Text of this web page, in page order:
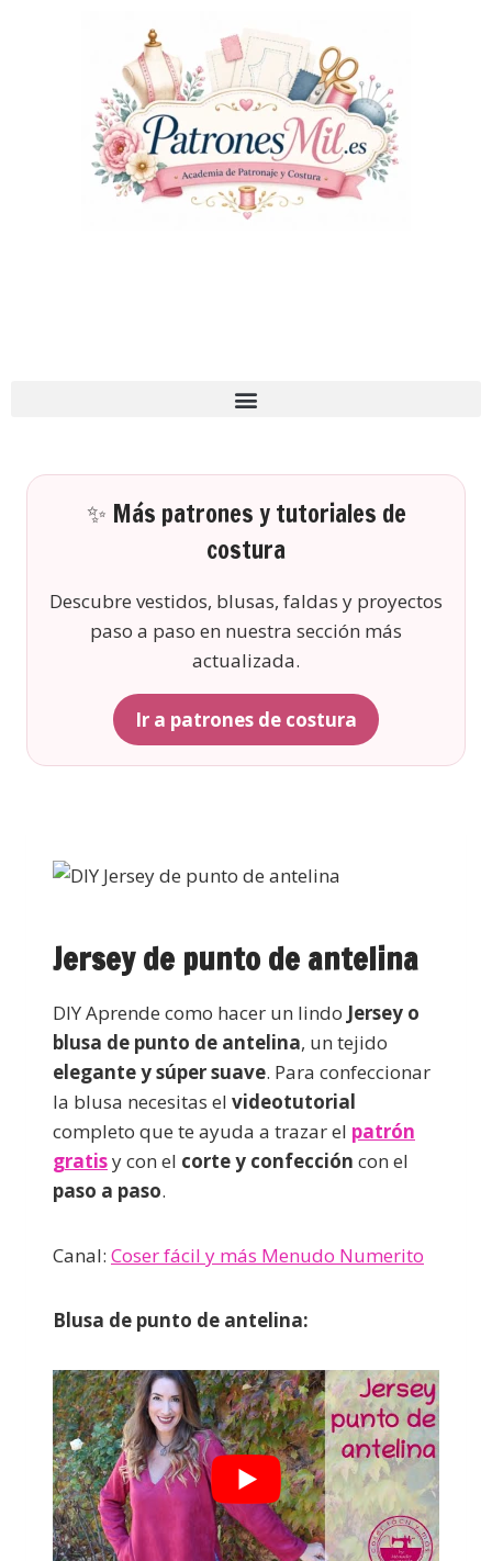
✨ Más patrones y tutoriales de
costura
Descubre vestidos, blusas, faldas y proyectos
paso a paso en nuestra sección más
actualizada.
Ir a patrones de costura
Jersey de punto de antelina
DIY Aprende como hacer un lindo Jersey o
blusa de punto de antelina, un tejido
elegante y súper suave. Para confeccionar
la blusa necesitas el videotutorial
completo que te ayuda a trazar el patrón
gratisy con el corte y confección con el
paso a paso.
Canal: Coser fácil y más Menudo Numerito
Blusa de punto de antelina: